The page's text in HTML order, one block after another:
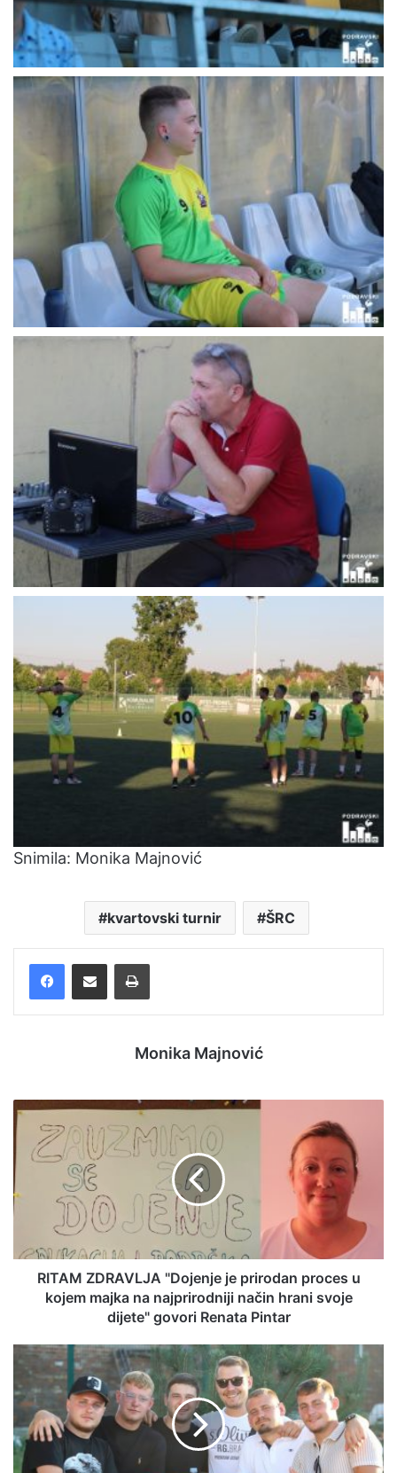
Snimila: Monika Majnović
kvartovski turnir ŠRC
Monika Majnović
RITAM ZDRAVLJA "Dojenje je prirodan proces u
kojem majka na najprirodniji način hrani svoje
dijete" govori Renata Pintar